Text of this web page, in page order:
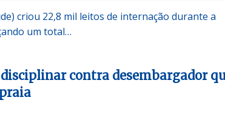
criou 22,8 mil leitos de internação durante a
um total…
disciplinar contra desembargador